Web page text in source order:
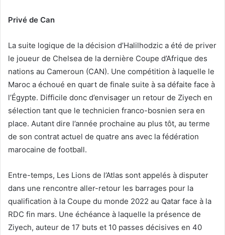
Privé de Can
La suite logique de la décision d’Halilhodzic a été de priver
le joueur de Chelsea de la dernière Coupe d’Afrique des
nations au Cameroun (CAN). Une compétition à laquelle le
Maroc a échoué en quart de finale suite à sa défaite face à
l’Égypte. Difficile donc d’envisager un retour de Ziyech en
sélection tant que le technicien franco-bosnien sera en
place. Autant dire l’année prochaine au plus tôt, au terme
de son contrat actuel de quatre ans avec la fédération
marocaine de football.
Entre-temps, Les Lions de l’Atlas sont appelés à disputer
dans une rencontre aller-retour les barrages pour la
qualification à la Coupe du monde 2022 au Qatar face à la
RDC fin mars. Une échéance à laquelle la présence de
Ziyech, auteur de 17 buts et 10 passes décisives en 40